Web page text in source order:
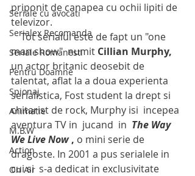
Seriale cu avocati
Serialex Recomanda
Seriale Romanesti
Pentru Doamne
Spionaj
Animatie
M.B.W
Action
On Air
priponit de canapea cu ochii lipiti de
televizor.
    Tot serialul este de fapt un "one
man show"  numit Cillian Murphy,
un actor britanic deosebit de
talentat, aflat la a doua experienta
serialistica, Fost student la drept si
chitarist de rock, Murphy isi  incepea
aventura TV in  jucand  in The Way
We Live Now , o mini serie de
dragoste. In 2001 a pus serialele in
cui si  s-a dedicat in exclusivitate